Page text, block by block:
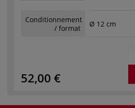
Conditionnement
/ format
Ø 12 cm
52,00 €